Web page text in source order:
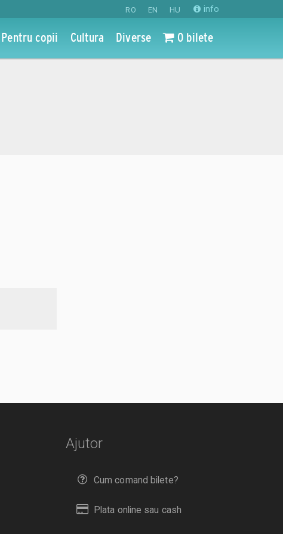
RO EN HU info
Pentru copii Cultura Diverse 0 bilete
Ajutor
Cum comand bilete?
Plata online sau cash